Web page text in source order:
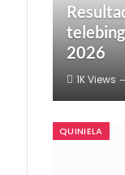
2026
1KViews
QUINIELA